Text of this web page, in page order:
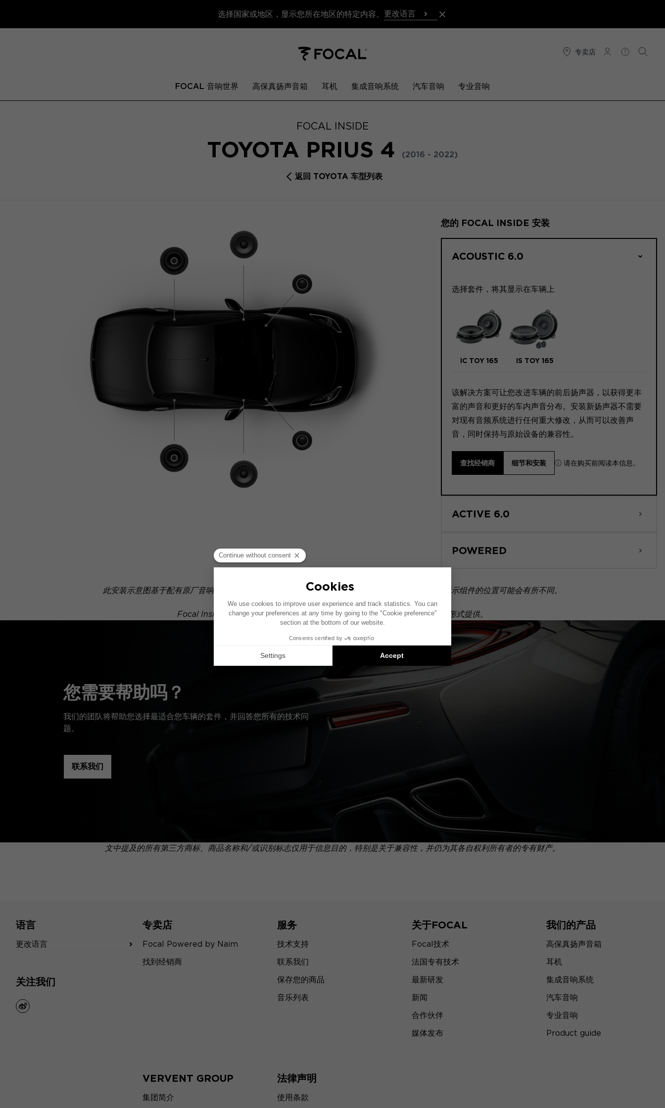
选择国家或地区，显示您所在地区的特定内容。 更改语言
专卖店
连接 帮助 搜索
FOCAL 音响世界 高保真扬声音箱 耳机 集成音响系统 汽车音响 专业音响
FOCAL INSIDE
TOYOTA PRIUS 4 (2016 - 2022)
返回 TOYOTA 车型列表
您的 FOCAL INSIDE 安装
ACOUSTIC 6.0
选择套件，将其显示在车辆上
IC TOY 165 IS TOY 165
该解决方案可让您改进车辆的前后扬声器，以获得更丰
富的声音和更好的车内声音分布。安装新扬声器不需要
对现有音频系统进行任何重大修改，从而可以改善声
音，同时保持与原始设备的兼容性。
查找经销商 细节和安装 ⓘ 请在购买前阅读本信息。
ACTIVE 6.0
POWERED
此安装示意图基于配有原厂音响系统的车辆绘制。如果您的车辆配有特定的高保真选装配置，图中所示组件的位置可能会有所不同。
Focal Inside 安装方案是兼容产品的推荐：每个组件均单独销售，并非以套装形式提供。
您需要帮助吗？
我们的团队将帮助您选择最适合您车辆的套件，并回答您所有的技术问
题。
联系我们
文中提及的所有第三方商标、商品名称和/或识别标志仅用于信息目的，特别是关于兼容性，并仍为其各自权利所有者的专有财产。
语言
更改语言
关注我们
weibo
专卖店
Focal Powered by Naim
找到经销商
服务
技术支持
联系我们
保存您的商品
音乐列表
关于FOCAL
Focal技术
法国专有技术
最新研发
新闻
合作伙伴
媒体发布
我们的产品
高保真扬声音箱
耳机
集成音响系统
汽车音响
专业音响
Product guide
VERVENT GROUP
集团简介
法律声明
使用条款